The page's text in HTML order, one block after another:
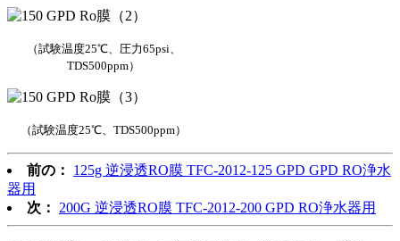
（試験温度25℃、圧力65psi、
TDS500ppm）
（試験温度25℃、TDS500ppm）
前の：
125g 逆浸透RO膜 TFC-2012-125 GPD GPD RO浄水
器用
次：
200G 逆浸透RO膜 TFC-2012-200 GPD RO浄水器用